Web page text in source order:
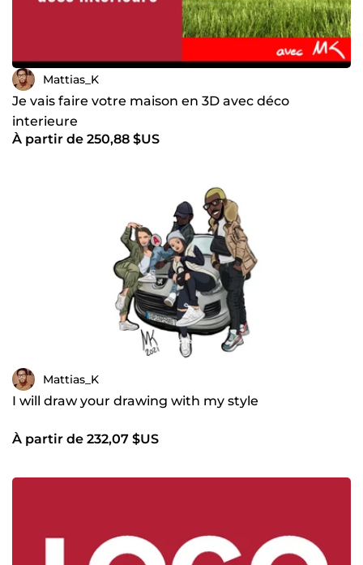
Mattias_K
Je vais faire votre maison en 3D avec déco
interieure
À partir de 250,88 $US
Mattias_K
I will draw your drawing with my style
À partir de 232,07 $US